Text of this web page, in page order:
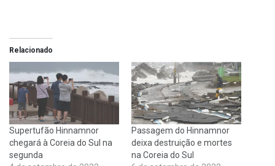
Relacionado
Supertufão Hinnamnor
chegará à Coreia do Sul na
segunda
Passagem do Hinnamnor
deixa destruição e mortes
na Coreia do Sul